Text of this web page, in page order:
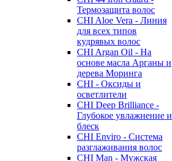
Термозащита волос
CHI Aloe Vera - Линия
для всех типов
кудрявых волос
CHI Argan Oil - На
основе масла Арганы и
дерева Моринга
CHI - Оксиды и
осветлители
CHI Deep Brilliance -
Глубокое увлажнение и
блеск
CHI Enviro - Система
разглаживания волос
CHI Man - Мужская